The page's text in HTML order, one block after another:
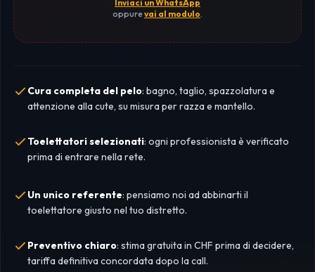
Inviaci un WhatsApp
oppurevai al modulo.
Cura completa del pelo: bagno, taglio, spazzolatura e
attenzione alla cute, su misura per razza e mantello.
Toelettatori selezionati: ogni professionista è verificato
prima di entrare nella rete.
Un unico referente: pensiamo noi ad abbinarti il
toelettatore giusto nel tuo distretto.
Preventivo chiaro: stima gratuita in CHF prima di decidere,
tariffa definitiva concordata dopo la call.